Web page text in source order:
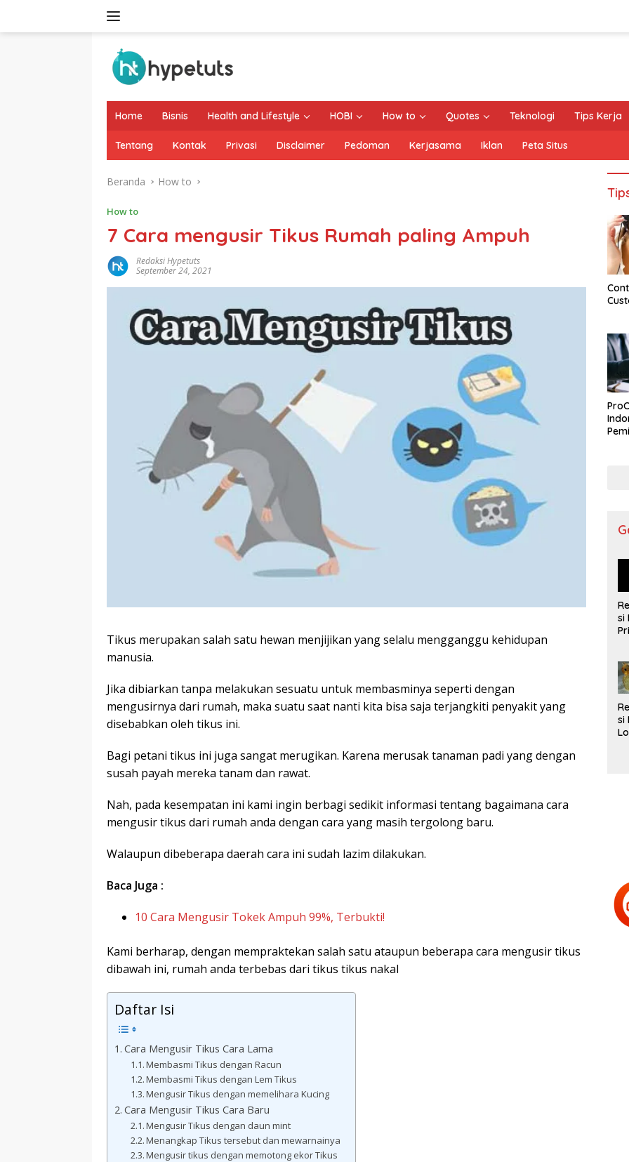
Home Bisnis Health and Lifestyle HOBI How to Quotes Teknologi Tips Kerja
Tentang Kontak Privasi Disclaimer Pedoman Kerjasama Iklan Peta Situs
Beranda How to
How to
7 Cara mengusir Tikus Rumah paling Ampuh
Redaksi Hypetuts
September 24, 2021
Tikus merupakan salah satu hewan menjijikan yang selalu mengganggu kehidupan
manusia.
Jika dibiarkan tanpa melakukan sesuatu untuk membasminya seperti dengan
mengusirnya dari rumah, maka suatu saat nanti kita bisa saja terjangkiti penyakit yang
disebabkan oleh tikus ini.
Bagi petani tikus ini juga sangat merugikan. Karena merusak tanaman padi yang dengan
susah payah mereka tanam dan rawat.
Nah, pada kesempatan ini kami ingin berbagi sedikit informasi tentang bagaimana cara
mengusir tikus dari rumah anda dengan cara yang masih tergolong baru.
Walaupun dibeberapa daerah cara ini sudah lazim dilakukan.
Baca Juga :
10 Cara Mengusir Tokek Ampuh 99%, Terbukti!
Kami berharap, dengan mempraktekan salah satu ataupun beberapa cara mengusir tikus
dibawah ini, rumah anda terbebas dari tikus tikus nakal
Daftar Isi
Cara Mengusir Tikus Cara Lama
Membasmi Tikus dengan Racun
Membasmi Tikus dengan Lem Tikus
Mengusir Tikus dengan memelihara Kucing
Cara Mengusir Tikus Cara Baru
Mengusir Tikus dengan daun mint
Menangkap Tikus tersebut dan mewarnainya
Mengusir tikus dengan memotong ekor Tikus
si
si